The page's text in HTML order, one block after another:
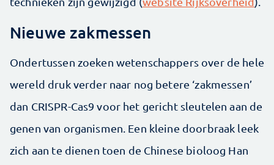
Nieuwe zakmessen
Ondertussen zoeken wetenschappers over de hele
wereld druk verder naar nog betere ‘zakmessen’
dan CRISPR-Cas9 voor het gericht sleutelen aan de
genen van organismen. Een kleine doorbraak leek
zich aan te dienen toen de Chinese bioloog Han